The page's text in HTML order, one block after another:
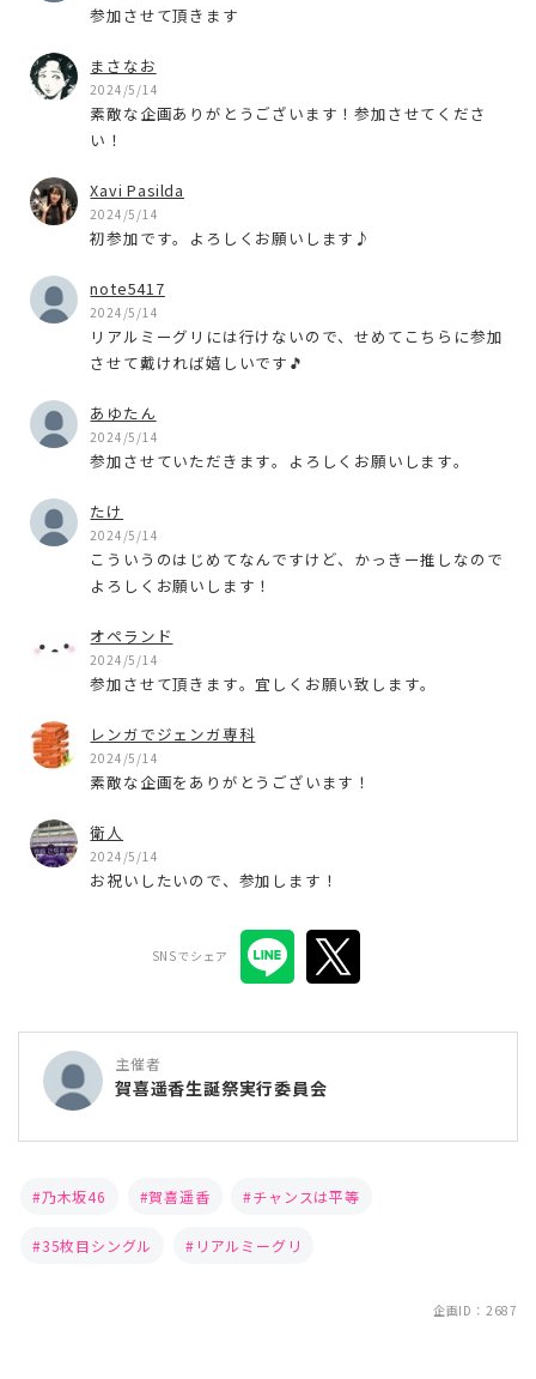
参加させて頂きます
まさなお
2024/5/14
素敵な企画ありがとうございます！参加させてくださ
い！
Xavi Pasilda
2024/5/14
初参加です。よろしくお願いします♪
note5417
2024/5/14
リアルミーグリには行けないので、せめてこちらに参加
させて戴ければ嬉しいです🎵
あゆたん
2024/5/14
参加させていただきます。よろしくお願いします。
たけ
2024/5/14
こういうのはじめてなんですけど、かっきー推しなので
よろしくお願いします！
オペランド
2024/5/14
参加させて頂きます。宜しくお願い致します。
レンガでジェンガ専科
2024/5/14
素敵な企画をありがとうございます！
衛人
2024/5/14
お祝いしたいので、参加します！
SNSでシェア
主催者
賀喜遥香生誕祭実行委員会
乃木坂46 賀喜遥香 チャンスは平等
35枚目シングル リアルミーグリ
企画ID：2687